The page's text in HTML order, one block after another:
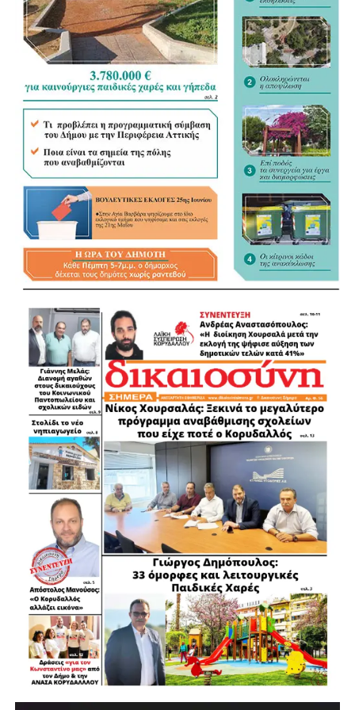
στην καθημερινή παρουσία επί του πεδίου, στη σκληρή
δουλειά και στα μετρήσιμα αποτελέσματα, μακριά από
επικοινωνιακές υπερβολές και εύκολες υποσχέσεις.
Βρισκόμαστε στα μέσα της θητείας μας κι έχουμε ήδη
υλοποιήσει το 58,81% του συνολικού σχεδιασμού μας»
ανέφερε κατά την παρουσίαση ο κ. Χαρδαλιάς έχοντας στο
πλευρό του, στην κεντρική σκηνή, τους 51 περιφερειακούς
συμβούλους της παράταξής του αναδεικνύοντας τον
συλλογικό χαρακτήρα της προσπάθειας και τη συμβολή
ολόκληρης της διοικητικής ομάδας στο έργο που
επιτελείται.
Και πρόσθεσε: «Δεν βρισκόμαστε, όμως, σήμερα εδώ για
να πούμε ότι όλα έγιναν ή ότι δεν υπάρχουν προβλήματα.
Είμαστε εδώ για να παρουσιάσουμε με καθαρότητα τι
παραλάβαμε, τι προχωρήσαμε, τι αλλάζουμε και τι
δεσμευόμαστε να ολοκληρώσουμε, δίνοντας λόγο ακόμη
και για το τελευταίο ευρώ, αξιοποιώντας
αποτελεσματικά κάθε διαθέσιμο πόρο που
εξασφαλίζουμε», φέρνοντας ως παράδειγμα το ίδιο το
Ωδείο Αθηνών στο οποίο έγινε η εκδήλωση, το οποίο
ανακαινίστηκε και αναμορφώθηκε με χρηματοδότηση από
το Περιφερειακό Πρόγραμμα «Αττική 2021-2027».